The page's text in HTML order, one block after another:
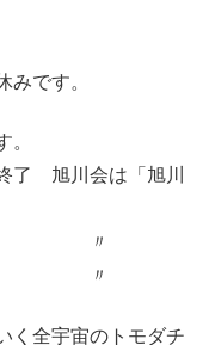
みです。
。
旭川会は「旭川
日） 〃
日） 〃
く全宇宙のトモダチ